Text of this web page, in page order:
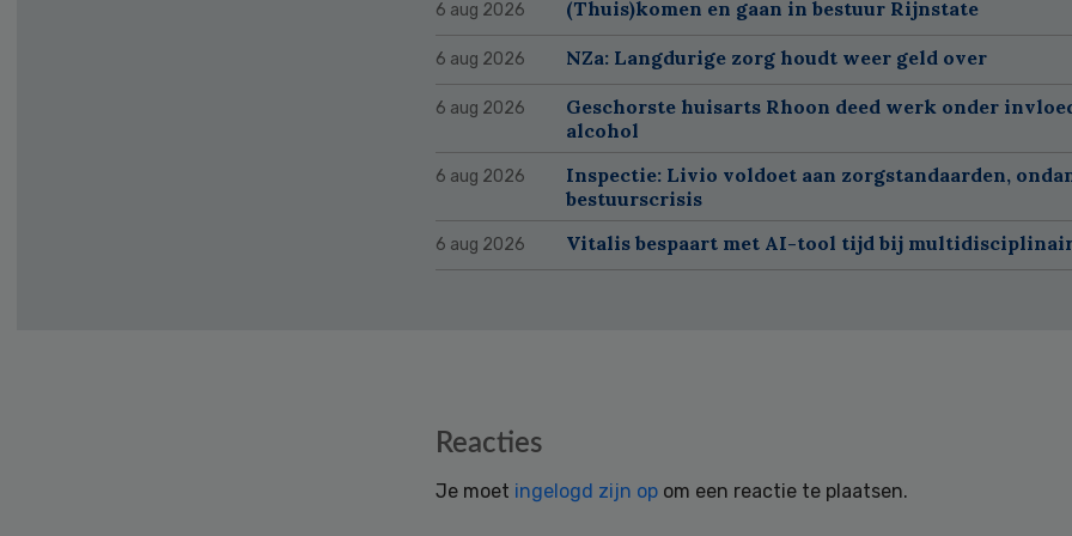
6 aug 2026 (Thuis)komen en gaan in bestuur Rijnstate
6 aug 2026 NZa: Langdurige zorg houdt weer geld over
6 aug 2026
Geschorste huisarts Rhoon deed werk onder
alcohol
6 aug 2026
Inspectie: Livio voldoet aan zorgstandaarden,
bestuurscrisis
6 aug 2026 Vitalis bespaart met AI-tool tijd bij
Reacties
Je moet ingelogd zijn op om een reactie te plaatsen.